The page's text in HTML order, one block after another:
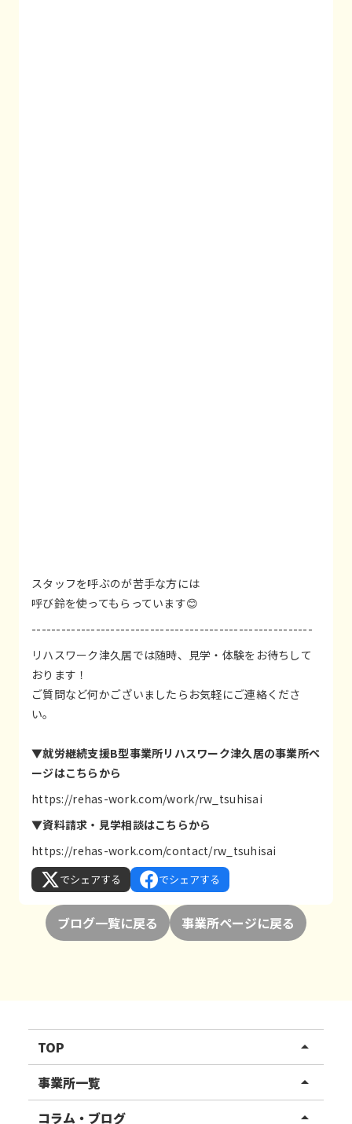
スタッフを呼ぶのが苦手な方には
呼び鈴を使ってもらっています😊
---------------------------------------------------------
リハスワーク津久居では随時、見学・体験をお待ちして
おります！
ご質問など何かございましたらお気軽にご連絡くださ
い。
▼就労継続支援B型事業所リハスワーク津久居の事業所ペ
ージはこちらから
https://rehas-work.com/work/rw_tsuhisai
▼資料請求・見学相談はこちらから
https://rehas-work.com/contact/rw_tsuhisai
でシェアする でシェアする
ブログ一覧に戻る 事業所ページに戻る
TOP arrow_drop_up
リハスワーク
リハスファーム
事業所一覧 arrow_drop_up
関東エリア
コラム・ブログ arrow_drop_up